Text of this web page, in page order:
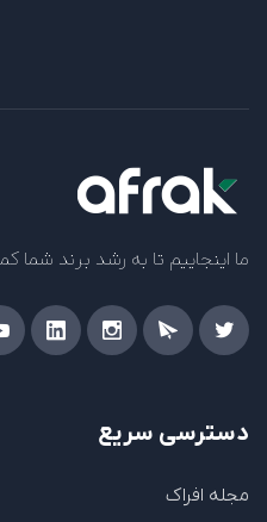
ما اینجاییم تا به رشد برند شما
دسترسی سریع
مجله افراک